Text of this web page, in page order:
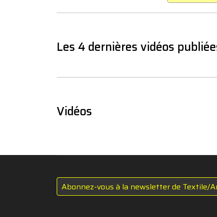
Les 4 dernières vidéos
Vidéos
Abonnez-vous à la newsletter de Textile/